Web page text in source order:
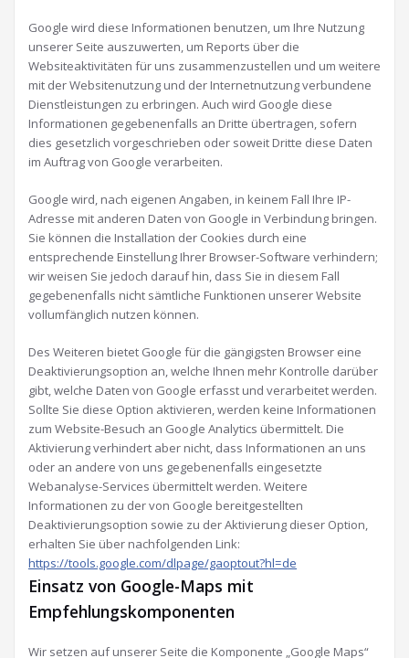
Google wird diese Informationen benutzen, um Ihre Nutzung
unserer Seite auszuwerten, um Reports über die
Websiteaktivitäten für uns zusammenzustellen und um weitere
mit der Websitenutzung und der Internetnutzung verbundene
Dienstleistungen zu erbringen. Auch wird Google diese
Informationen gegebenenfalls an Dritte übertragen, sofern
dies gesetzlich vorgeschrieben oder soweit Dritte diese Daten
im Auftrag von Google verarbeiten.
Google wird, nach eigenen Angaben, in keinem Fall Ihre IP-
Adresse mit anderen Daten von Google in Verbindung bringen.
Sie können die Installation der Cookies durch eine
entsprechende Einstellung Ihrer Browser-Software verhindern;
wir weisen Sie jedoch darauf hin, dass Sie in diesem Fall
gegebenenfalls nicht sämtliche Funktionen unserer Website
vollumfänglich nutzen können.
Des Weiteren bietet Google für die gängigsten Browser eine
Deaktivierungsoption an, welche Ihnen mehr Kontrolle darüber
gibt, welche Daten von Google erfasst und verarbeitet werden.
Sollte Sie diese Option aktivieren, werden keine Informationen
zum Website-Besuch an Google Analytics übermittelt. Die
Aktivierung verhindert aber nicht, dass Informationen an uns
oder an andere von uns gegebenenfalls eingesetzte
Webanalyse-Services übermittelt werden. Weitere
Informationen zu der von Google bereitgestellten
Deaktivierungsoption sowie zu der Aktivierung dieser Option,
erhalten Sie über nachfolgenden Link:
https://tools.google.com/dlpage/gaoptout?hl=de
Einsatz von Google-Maps mit
Empfehlungskomponenten
Wir setzen auf unserer Seite die Komponente „Google Maps“